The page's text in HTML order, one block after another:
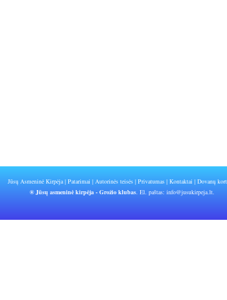
Jūsų Asmeninė Kirpėja| Patarimai | Autorinės teisės | Privatumas | Kontaktai | Dovanų
® Jūsų asmeninė kirpėja - Grožio klubas. El. paštas: info@jusukirpeja.lt.